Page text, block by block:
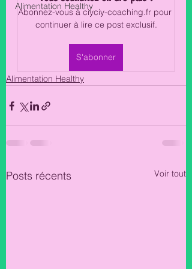
Alimentation Healthy
Abonnez-vous à ciyciy-coaching.fr pour
continuer à lire ce post exclusif.
S'abonner
Alimentation Healthy
Posts récents Voir tout